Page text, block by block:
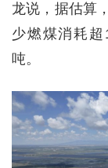
龙说，据估算
少燃煤消耗
吨。